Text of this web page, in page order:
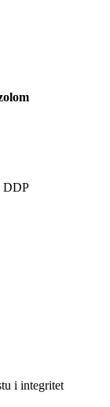
DDP
i integritet